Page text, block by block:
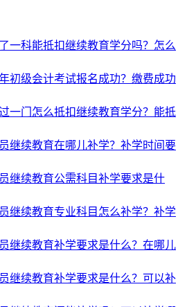
一科能抵扣继续教育学分吗？怎么
初级会计考试报名成功？缴费成功
一门怎么抵扣继续教育学分？能抵
继续教育在哪儿补学？补学时间要
继续教育公需科目补学要求是什
继续教育专业科目怎么补学？补学
继续教育补学要求是什么？在哪儿
继续教育补学要求是什么？可以补